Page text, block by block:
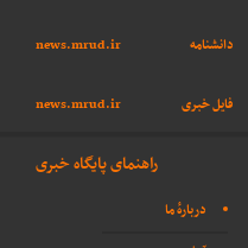
دانشنامه
news.mrud.ir
فایل خبری news.mrud.ir
راهنمای پایگاه خبری
دربارهٔ ما